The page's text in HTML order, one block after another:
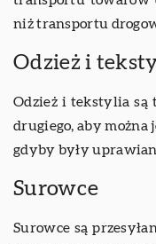
niż transportu
Odzież i
Odzież i tekstylia są
drugiego, aby można
gdyby były
Surowce
Surowce są